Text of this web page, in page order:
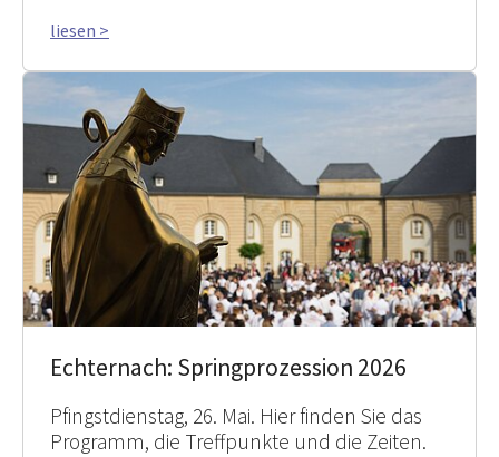
liesen >
Echternach: Springprozession 2026
Pfingstdienstag, 26. Mai. Hier finden Sie das
Programm, die Treffpunkte und die Zeiten.